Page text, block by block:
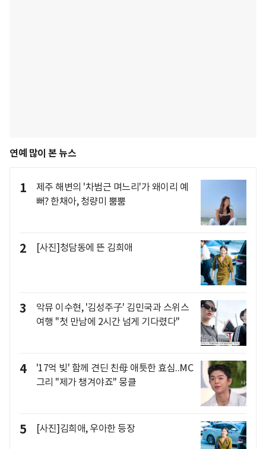
연예 많이 본 뉴스
1
제주 해변의 '차범근 며느리'가 왜이리 예
뻐? 한채아, 청량미 뿜뿜
2 [사진]청담동에 뜬 김희애
3
악뮤 이수현, '김성주子' 김민국과 스위스
여행 "첫 만남에 2시간 넘게 기다렸다"
4
'17억 빚' 함께 견딘 친母 애틋한 효심..MC
그리 "제가 챙겨야죠" 뭉클
5 [사진]김희애, 우아한 등장